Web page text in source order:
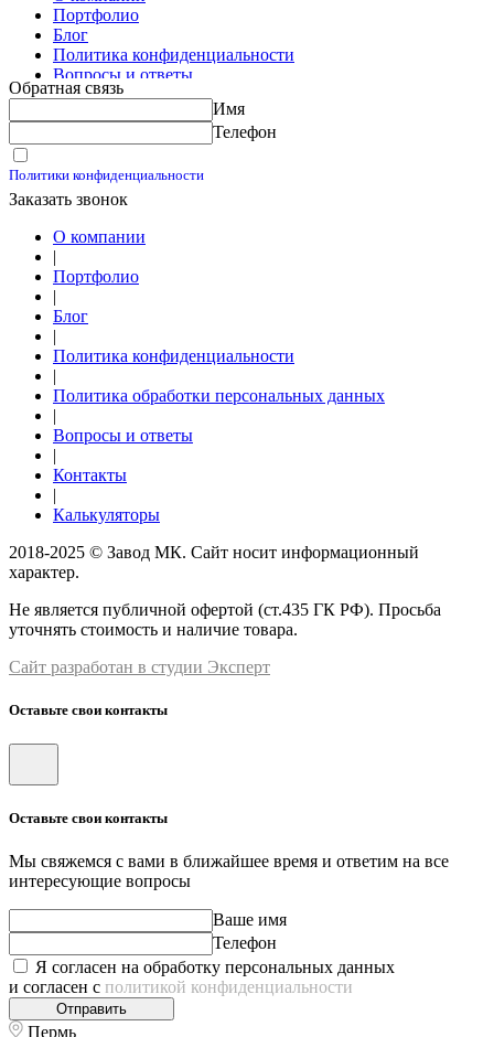
Портфолио
Блог
Политика конфиденциальности
Вопросы и ответы
Контакты
Обратная связь
Имя
Телефон
Политики конфиденциальности
Заказать звонок
О компании
|
Портфолио
|
Блог
|
Политика конфиденциальности
|
Политика обработки персональных данных
|
Вопросы и ответы
|
Контакты
|
Калькуляторы
2018-2025 © Завод МК. Сайт носит информационный
характер.
Не является публичной офертой (ст.435 ГК РФ). Просьба
уточнять стоимость и наличие товара.
Сайт разработан в студии Эксперт
Оставьте свои контакты
Оставьте свои контакты
Мы свяжемся с вами в ближайшее время и ответим на все
интересующие вопросы
Ваше имя
Телефон
Я согласен на обработку персональных данных
и согласен с политикой конфиденциальности
Отправить
Пермь